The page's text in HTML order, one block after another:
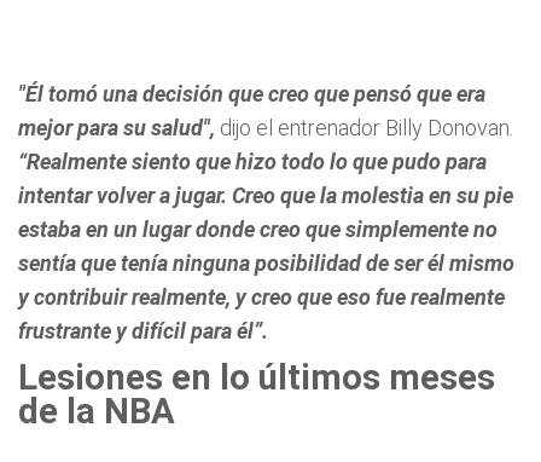
"Él tomó una decisión que creo que pensó que era
mejor para su salud", dijo el entrenador Billy Donovan.
“Realmente siento que hizo todo lo que pudo para
intentar volver a jugar. Creo que la molestia en su pie
estaba en un lugar donde creo que simplemente no
sentía que tenía ninguna posibilidad de ser él mismo
y contribuir realmente, y creo que eso fue realmente
frustrante y difícil para él”.
Lesiones en lo últimos meses
de la NBA